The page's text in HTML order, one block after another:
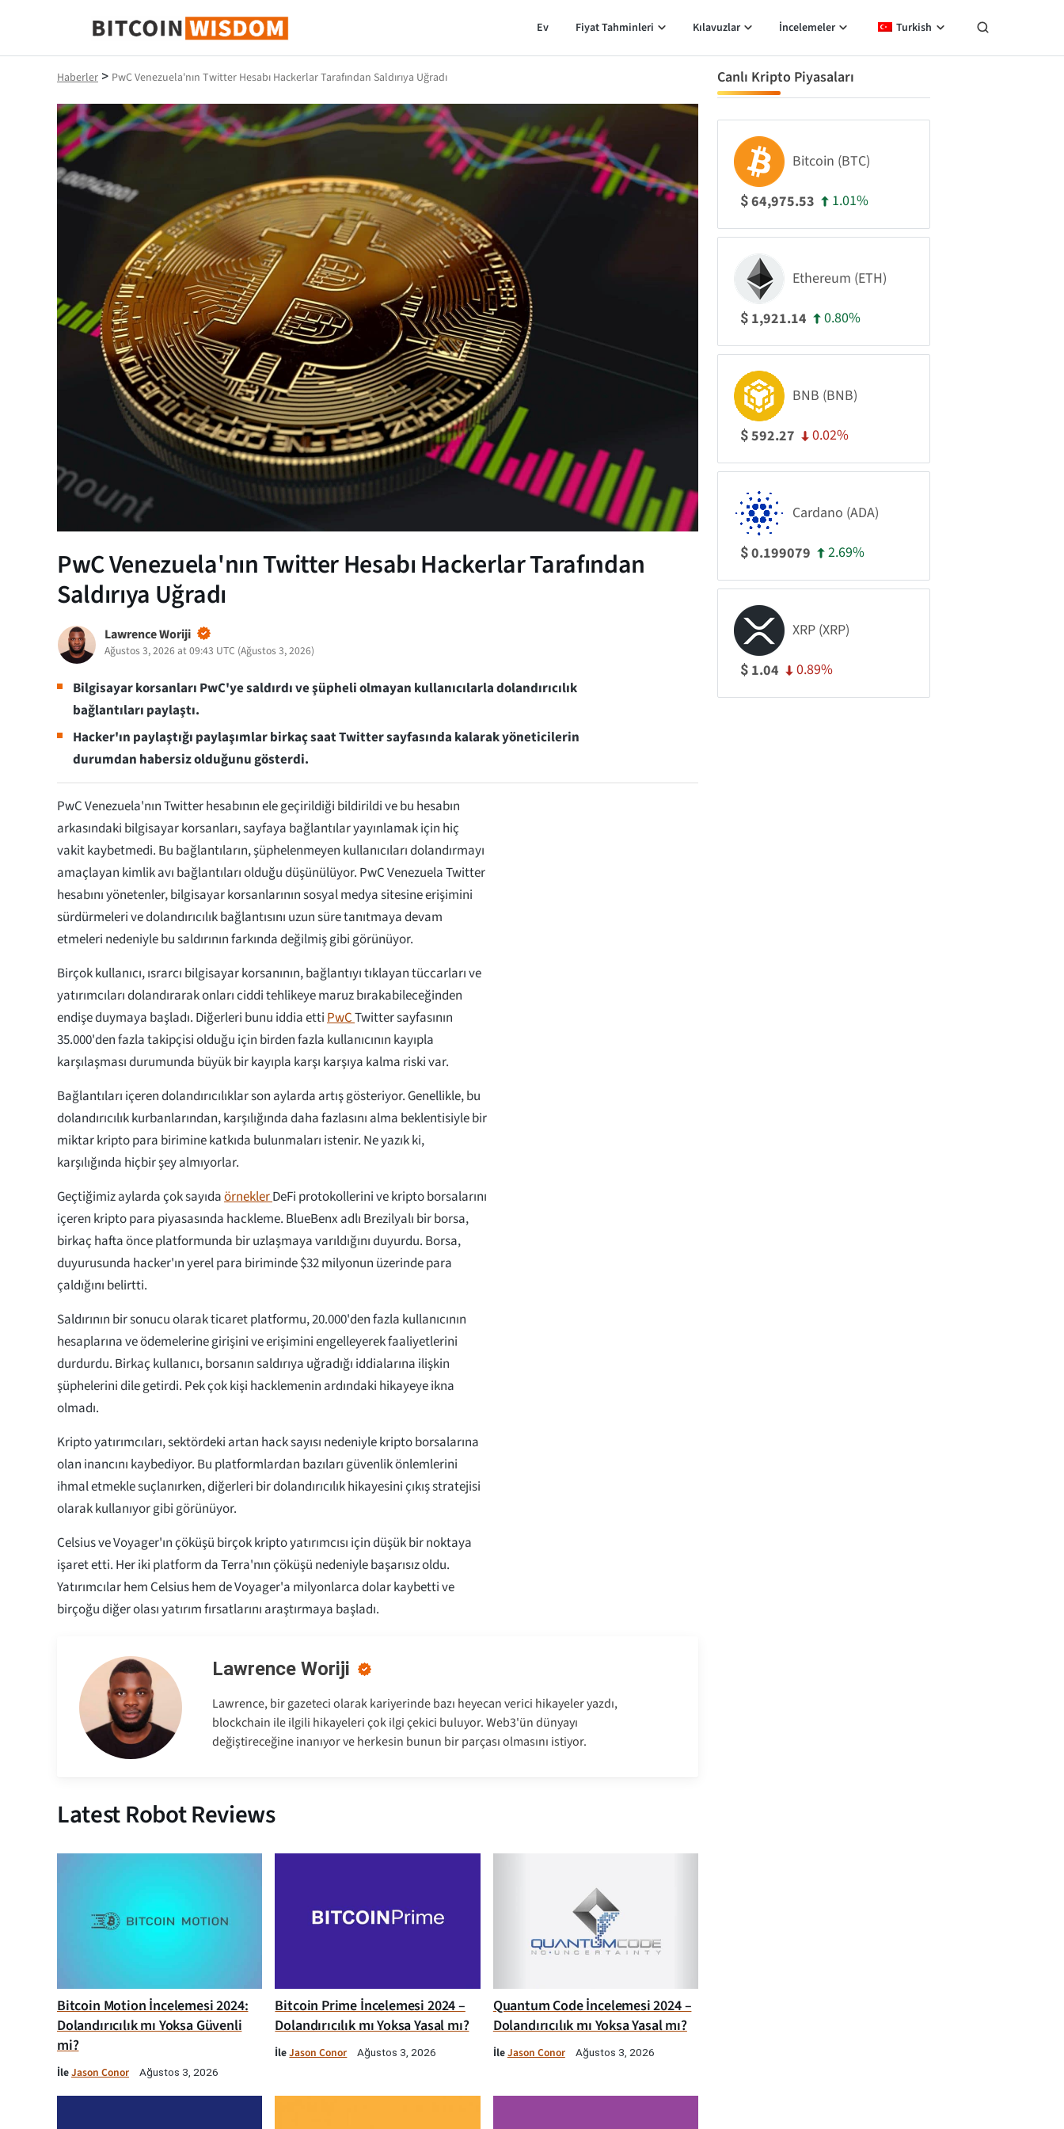
Bitcoin Bilgeliği
Ev Fiyat Tahminleri Kılavuzlar İncelemeler Turkish
Haberler > PwC Venezuela'nın Twitter Hesabı Hackerlar Tarafından Saldırıya Uğradı
PwC Venezuela'nın Twitter Hesabı Hackerlar Tarafından
Saldırıya Uğradı
Lawrence Woriji
Ağustos 3, 2026 at 09:43 UTC (Ağustos 3, 2026)
Bilgisayar korsanları PwC'ye saldırdı ve şüpheli olmayan kullanıcılarla dolandırıcılık
bağlantıları paylaştı.
Hacker'ın paylaştığı paylaşımlar birkaç saat Twitter sayfasında kalarak yöneticilerin
durumdan habersiz olduğunu gösterdi.
PwC Venezuela'nın Twitter hesabının ele geçirildiği bildirildi ve bu hesabın
arkasındaki bilgisayar korsanları, sayfaya bağlantılar yayınlamak için hiç
vakit kaybetmedi. Bu bağlantıların, şüphelenmeyen kullanıcıları dolandırmayı
amaçlayan kimlik avı bağlantıları olduğu düşünülüyor. PwC Venezuela Twitter
hesabını yönetenler, bilgisayar korsanlarının sosyal medya sitesine erişimini
sürdürmeleri ve dolandırıcılık bağlantısını uzun süre tanıtmaya devam
etmeleri nedeniyle bu saldırının farkında değilmiş gibi görünüyor.
Birçok kullanıcı, ısrarcı bilgisayar korsanının, bağlantıyı tıklayan tüccarları ve
yatırımcıları dolandırarak onları ciddi tehlikeye maruz bırakabileceğinden
endişe duymaya başladı. Diğerleri bunu iddia ettiPwCTwitter sayfasının
35.000'den fazla takipçisi olduğu için birden fazla kullanıcının kayıpla
karşılaşması durumunda büyük bir kayıpla karşı karşıya kalma riski var.
Bağlantıları içeren dolandırıcılıklar son aylarda artış gösteriyor. Genellikle, bu
dolandırıcılık kurbanlarından, karşılığında daha fazlasını alma beklentisiyle bir
miktar kripto para birimine katkıda bulunmaları istenir. Ne yazık ki,
karşılığında hiçbir şey almıyorlar.
Geçtiğimiz aylarda çok sayıdaörneklerDeFi protokollerini ve kripto borsalarını
içeren kripto para piyasasında hackleme. BlueBenx adlı Brezilyalı bir borsa,
birkaç hafta önce platformunda bir uzlaşmaya varıldığını duyurdu. Borsa,
duyurusunda hacker'ın yerel para biriminde $32 milyonun üzerinde para
çaldığını belirtti.
Saldırının bir sonucu olarak ticaret platformu, 20.000'den fazla kullanıcının
hesaplarına ve ödemelerine girişini ve erişimini engelleyerek faaliyetlerini
durdurdu. Birkaç kullanıcı, borsanın saldırıya uğradığı iddialarına ilişkin
şüphelerini dile getirdi. Pek çok kişi hacklemenin ardındaki hikayeye ikna
olmadı.
Kripto yatırımcıları, sektördeki artan hack sayısı nedeniyle kripto borsalarına
olan inancını kaybediyor. Bu platformlardan bazıları güvenlik önlemlerini
ihmal etmekle suçlanırken, diğerleri bir dolandırıcılık hikayesini çıkış stratejisi
olarak kullanıyor gibi görünüyor.
Celsius ve Voyager'ın çöküşü birçok kripto yatırımcısı için düşük bir noktaya
işaret etti. Her iki platform da Terra'nın çöküşü nedeniyle başarısız oldu.
Yatırımcılar hem Celsius hem de Voyager'a milyonlarca dolar kaybetti ve
birçoğu diğer olası yatırım fırsatlarını araştırmaya başladı.
Lawrence Woriji
Lawrence, bir gazeteci olarak kariyerinde bazı heyecan verici hikayeler yazdı,
blockchain ile ilgili hikayeleri çok ilgi çekici buluyor. Web3'ün dünyayı
değiştireceğine inanıyor ve herkesin bunun bir parçası olmasını istiyor.
Latest Robot Reviews
Bitcoin Motion İncelemesi 2024:
Dolandırıcılık mı Yoksa Güvenli
mi?
İleJason Conor Ağustos 3, 2026
Bitcoin Prime İncelemesi 2024 –
Dolandırıcılık mı Yoksa Yasal mı?
İleJason Conor Ağustos 3, 2026
Quantum Code İncelemesi 2024 –
Dolandırıcılık mı Yoksa Yasal mı?
İleJason Conor Ağustos 3, 2026
Canlı Kripto Piyasaları
Bitcoin (BTC)
$64,975.53 1.01%
Ethereum (ETH)
$ 1,921.14 0.80%
BNB (BNB)
$592.27 0.02%
Cardano (ADA)
$0.199079 2.69%
XRP (XRP)
$ 1.04 0.89%